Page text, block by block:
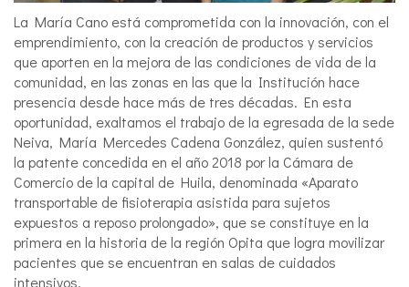
La María Cano está comprometida con la innovación, con el
emprendimiento, con la creación de productos y servicios
que aporten en la mejora de las condiciones de vida de la
comunidad, en las zonas en las que la Institución hace
presencia desde hace más de tres décadas. En esta
oportunidad, exaltamos el trabajo de la egresada de la sede
Neiva, María Mercedes Cadena González, quien sustentó
la patente concedida en el año 2018 por la Cámara de
Comercio de la capital de Huila, denominada «Aparato
transportable de fisioterapia asistida para sujetos
expuestos a reposo prolongado», que se constituye en la
primera en la historia de la región Opita que logra movilizar
pacientes que se encuentran en salas de cuidados
intensivos.